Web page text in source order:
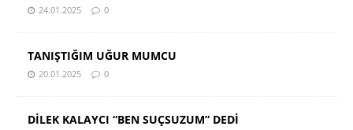
24.01.2025 0
TANIŞTIĞIM UĞUR MUMCU
20.01.2025 0
DİLEK KALAYCI “BEN SUÇSUZUM” DEDİ